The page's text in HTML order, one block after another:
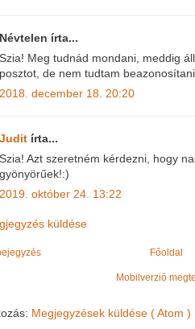
Névtelen írta...
Szia! Meg tudnád mondani, meddig
posztot, de nem tudtam
2018. december 18. 20:20
Judit írta...
Szia! Azt szeretném kérdezni, hogy
gyönyörűek!:)
2019. október 24. 13:22
küldése
Főoldal
Mobilverzió
Megjegyzések küldése ( Atom )